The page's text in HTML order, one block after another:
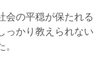
の平穏が保たれる
っかり教えられない